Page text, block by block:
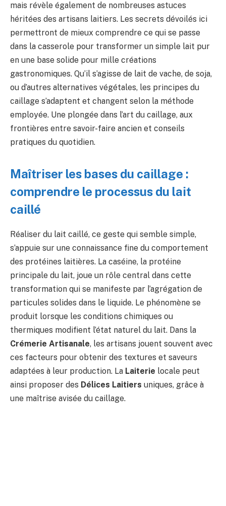
mais révèle également de nombreuses astuces
héritées des artisans laitiers. Les secrets dévoilés ici
permettront de mieux comprendre ce qui se passe
dans la casserole pour transformer un simple lait pur
en une base solide pour mille créations
gastronomiques. Qu’il s’agisse de lait de vache, de soja,
ou d’autres alternatives végétales, les principes du
caillage s’adaptent et changent selon la méthode
employée. Une plongée dans l’art du caillage, aux
frontières entre savoir-faire ancien et conseils
pratiques du quotidien.
Maîtriser les bases du caillage :
comprendre le processus du lait
caillé
Réaliser du lait caillé, ce geste qui semble simple,
s’appuie sur une connaissance fine du comportement
des protéines laitières. La caséine, la protéine
principale du lait, joue un rôle central dans cette
transformation qui se manifeste par l’agrégation de
particules solides dans le liquide. Le phénomène se
produit lorsque les conditions chimiques ou
thermiques modifient l’état naturel du lait. Dans la
Crémerie Artisanale, les artisans jouent souvent avec
ces facteurs pour obtenir des textures et saveurs
adaptées à leur production. La Laiterie locale peut
ainsi proposer des Délices Laitiers uniques, grâce à
une maîtrise avisée du caillage.